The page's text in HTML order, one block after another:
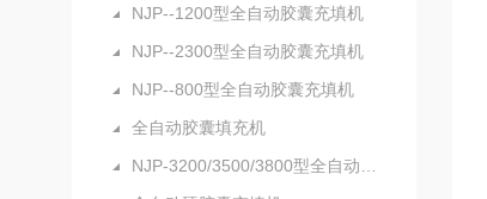
NJP--1200型全自动胶囊充填机
NJP--2300型全自动胶囊充填机
NJP--800型全自动胶囊充填机
全自动胶囊填充机